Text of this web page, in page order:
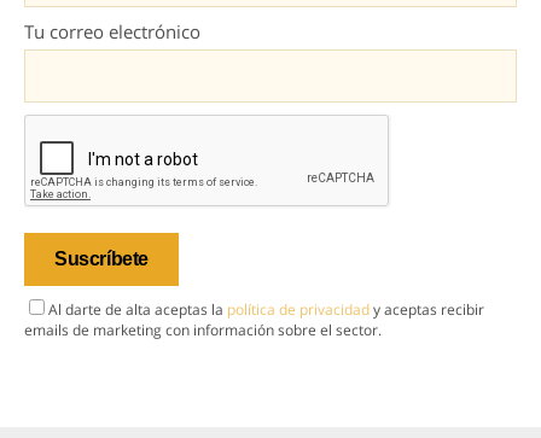
Tu correo electrónico
Al darte de alta aceptas la política de privacidady aceptas recibir
emails de marketing con información sobre el sector.